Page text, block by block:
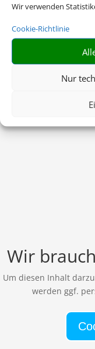
Wir verwenden
Cookie-Richtlinie
Nur
Wir
Um diesen Inhalt
werden ggf.